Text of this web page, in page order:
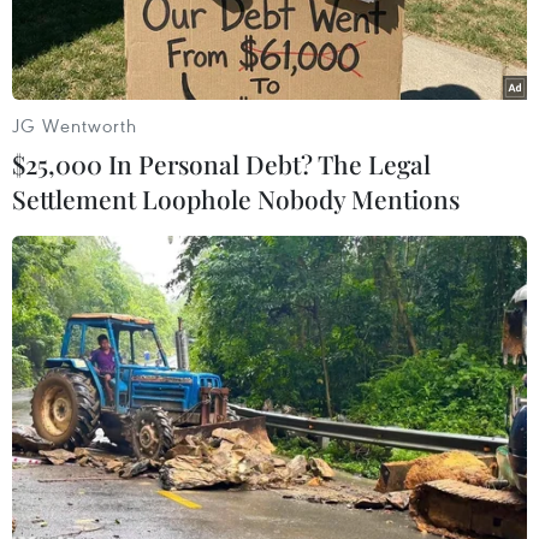
nghiệm.
Trong thời gian học, phát hiện học sinh có biểu hiện ho, sốt nghi
ngờ mắc COVID-19, giáo viên sẽ báo với nhà trường và đưa
học xuống phòng cách ly y tế. (Ảnh: Thanh Tùng/TTXVN)
Chiều 22/1, Ủy ban Nhân dân quận Ba Đình (Hà
JG Wentworth
$25,000 In Personal Debt? The Legal
Settlement Loophole Nobody Mentions